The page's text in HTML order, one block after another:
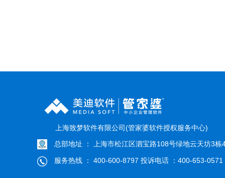
上海致梦软件有限公司(管家婆软件授权服务中心)
总部地址 ： 上海市松江区泗宝路108号绿地云天坊3栋
服务热线 ： 400-600-8797 投诉电话 ：400-653-0571